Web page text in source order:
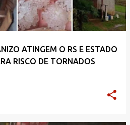
ATINGEM O RS E ESTADO
RISCO DE TORNADOS